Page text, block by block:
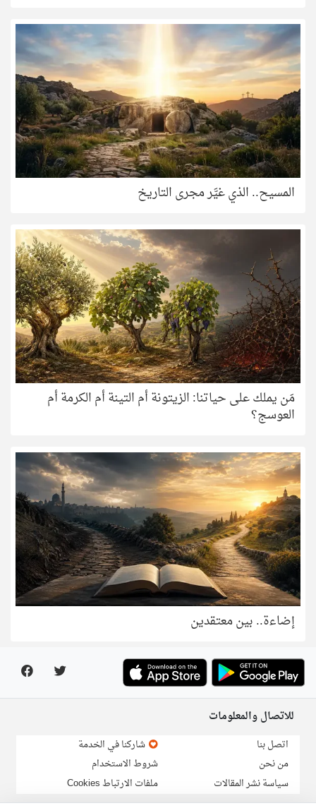
المسيح.. الذي غيَّر مجرى التاريخ
مَن يملك على حياتنا: الزيتونة أم التينة أم الكرمة أم
العوسج؟
إضاءة.. بين معتقدين
للاتصال والمعلومات
اتصل بنا
من نحن
سياسة نشر المقالات
شاركنا في الخدمة
شروط الاستخدام
ملفات الارتباط Cookies